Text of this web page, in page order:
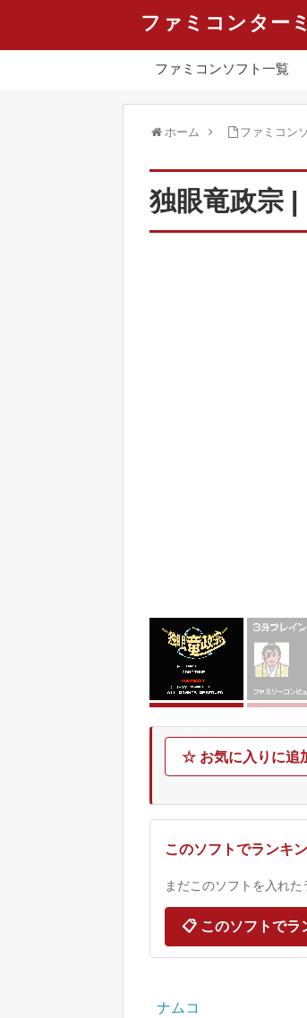
ファミコンター
ファミコンソフト一覧
ホーム ファミコン
独眼竜政宗
☆ お気に入りに追
このソフトでランキ
まだこのソフトを入れ
📋 このソフトでラ
ナムコ